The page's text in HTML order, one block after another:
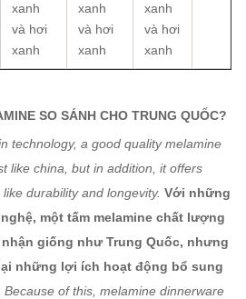
xanh
và hơi
xanh
xanh
và hơi
xanh
xanh
và hơi
xanh
SO SÁNH CHO TRUNG QUỐC?
technology, a good quality melamine
like china, but in addition, it offers
durability and longevity. Với những
một tấm melamine chất lượng
giống như Trung Quốc, nhưng
những lợi ích hoạt động bổ sung
Because of this, melamine dinnerware